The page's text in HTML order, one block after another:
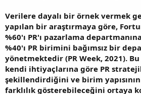
Verilere dayalı bir örnek vermek
yapılan bir araştırmaya göre,
%60'ı PR'ı pazarlama
%40'ı PR birimini bağımsız bir
yönetmektedir (PR Week, 2021).
kendi ihtiyaçlarına göre PR
şekillendirdiğini ve birim
farklılık gösterebileceğini ortaya